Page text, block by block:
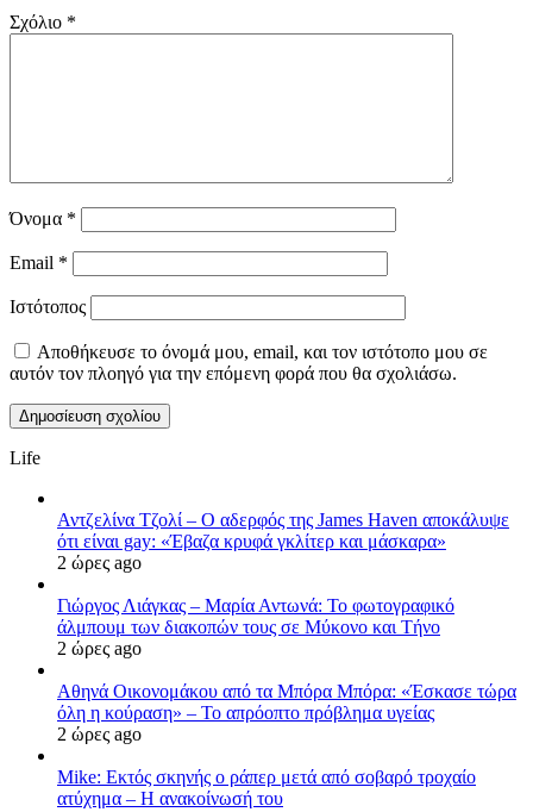
Σχόλιο *
Όνομα *
Email *
Ιστότοπος
Αποθήκευσε το όνομά μου, email, και τον ιστότοπο μου σε
αυτόν τον πλοηγό για την επόμενη φορά που θα σχολιάσω.
Life
Αντζελίνα Τζολί – Ο αδερφός της James Haven αποκάλυψε
ότι είναι gay: «Έβαζα κρυφά γκλίτερ και μάσκαρα»
2 ώρες ago
Γιώργος Λιάγκας – Μαρία Αντωνά: Το φωτογραφικό
άλμπουμ των διακοπών τους σε Μύκονο και Τήνο
2 ώρες ago
Αθηνά Οικονομάκου από τα Μπόρα Μπόρα: «Έσκασε τώρα
όλη η κούραση» – Το απρόοπτο πρόβλημα υγείας
2 ώρες ago
Mike: Εκτός σκηνής ο ράπερ μετά από σοβαρό τροχαίο
ατύχημα – Η ανακοίνωσή του